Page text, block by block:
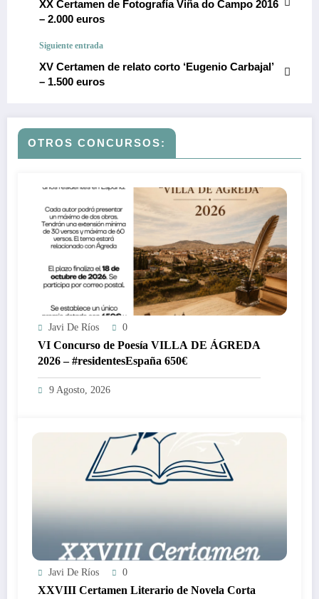
XX Certamen de Fotografía Viña do Campo 2016
– 2.000 euros
Siguiente entrada
XV Certamen de relato corto ‘Eugenio Carbajal’
– 1.500 euros
OTROS CONCURSOS:
Javi De Ríos 0
VI Concurso de Poesía VILLA DE ÁGREDA
2026 – #residentesEspaña 650€
9 Agosto, 2026
Javi De Ríos 0
XXVIII Certamen Literario de Novela Corta